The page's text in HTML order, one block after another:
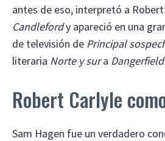
antes de eso, interpretó a Robert
Candlefordy apareció en una
de televisión de Principal
literaria Norte y sura Dangerfield
Robert Carlyle
Sam Hagen fue un verdadero